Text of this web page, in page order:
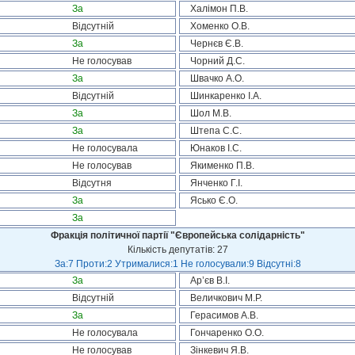
За
Халімон П.В.
Відсутній
Хоменко О.В.
За
Чернєв Є.В.
Не голосував
Чорний Д.С.
За
Швачко А.О.
Відсутній
Шинкаренко І.А.
За
Шол М.В.
За
Штепа С.С.
Не голосувала
Юнаков І.С.
Не голосував
Якименко П.В.
Відсутня
Янченко Г.І.
За
Ясько Є.О.
За
Фракція політичної партії "Європейська солідарність"
Кількість депутатів: 27
За:7 Проти:2 Утрималися:1 Не голосували:9 Відсутні:8
За
Ар’єв В.І.
Відсутній
Величкович М.Р.
За
Герасимов А.В.
Не голосувала
Гончаренко О.О.
Не голосував
Зінкевич Я.В.